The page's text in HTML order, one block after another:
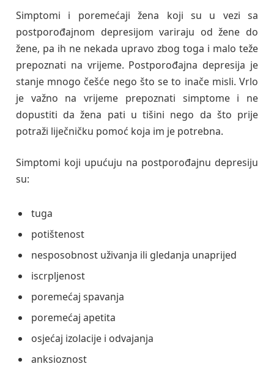
Simptomi i poremećaji žena koji su u vezi sa
postporođajnom depresijom variraju od žene do
žene, pa ih ne nekada upravo zbog toga i malo teže
prepoznati na vrijeme. Postporođajna depresija je
stanje mnogo češće nego što se to inače misli. Vrlo
je važno na vrijeme prepoznati simptome i ne
dopustiti da žena pati u tišini nego da što prije
potraži liječničku pomoć koja im je potrebna.
Simptomi koji upućuju na postporođajnu depresiju
su:
tuga
potištenost
nesposobnost uživanja ili gledanja unaprijed
iscrpljenost
poremećaj spavanja
poremećaj apetita
osjećaj izolacije i odvajanja
anksioznost